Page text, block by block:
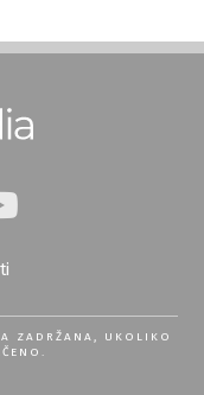
ZADRŽANA, UKOLIKO